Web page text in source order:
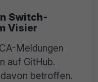
Switch-
Visier
Meldungen
auf GitHub.
betroffen.